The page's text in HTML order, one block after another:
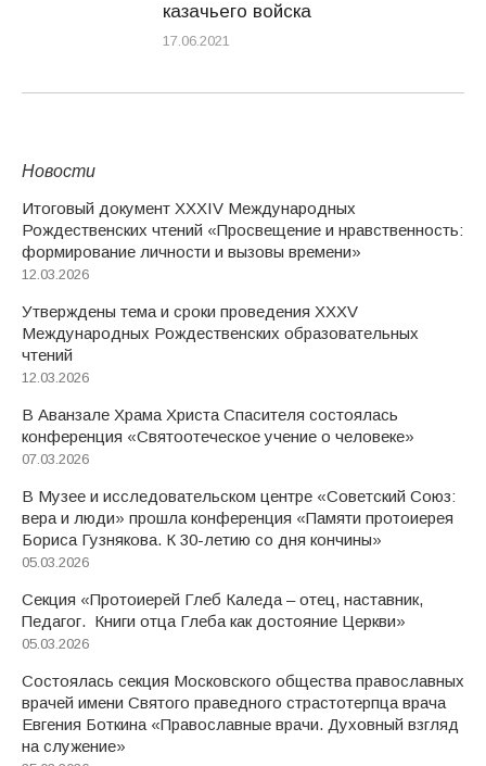
казачьего войска
17.06.2021
Новости
Итоговый документ XXХIV Международных
Рождественских чтений «Просвещение и нравственность:
формирование личности и вызовы времени»
12.03.2026
Утверждены тема и сроки проведения XXXV
Международных Рождественских образовательных
чтений
12.03.2026
В Аванзале Храма Христа Спасителя состоялась
конференция «Святоотеческое учение о человеке»
07.03.2026
В Музее и исследовательском центре «Советский Союз:
вера и люди» прошла конференция «Памяти протоиерея
Бориса Гузнякова. К 30-летию со дня кончины»
05.03.2026
Секция «Протоиерей Глеб Каледа – отец, наставник,
Педагог. Книги отца Глеба как достояние Церкви»
05.03.2026
Состоялась секция Московского общества православных
врачей имени Святого праведного страстотерпца врача
Евгения Боткина «Православные врачи. Духовный взгляд
на служение»